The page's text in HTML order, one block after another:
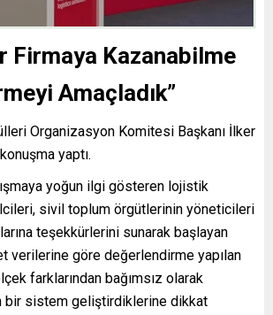
Firmaya Kazanabilme
Amaçladık”
Organizasyon Komitesi Başkanı İlker
yaptı.
yoğun ilgi gösteren lojistik
sivil toplum örgütlerinin yöneticileri
teşekkürlerini sunarak başlayan
verilerine göre değerlendirme yapılan
farklarından bağımsız olarak
bir sistem geliştirdiklerine dikkat